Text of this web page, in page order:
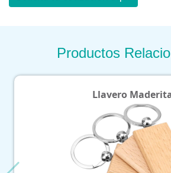
Productos
Llavero